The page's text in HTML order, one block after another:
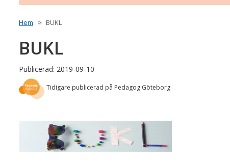
Hem BUKL
BUKL
Publicerad: 2019-09-10
Tidigare publicerad på Pedagog Göteborg